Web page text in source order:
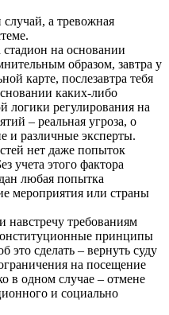
а тревожная
стадион на основании
образом, завтра у
карте, послезавтра тебя
каких-либо
логики регулирования на
– реальная угроза, о
и различные эксперты.
нет даже попыток
учета этого фактора
любая попытка
мероприятия или страны
требованиям
принципы
это сделать – вернуть суду
на посещение
в одном случае – отмене
и социально